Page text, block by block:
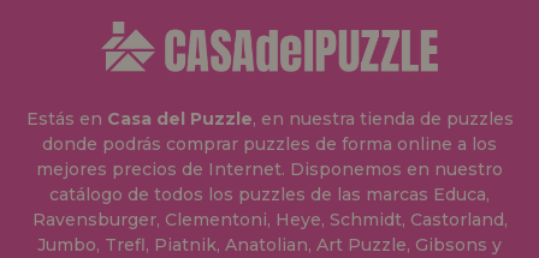
Estás en Casa del Puzzle, en nuestra tienda de puzzles
donde podrás comprar puzzles de forma online a los
mejores precios de Internet. Disponemos en nuestro
catálogo de todos los puzzles de las marcas Educa,
Ravensburger, Clementoni, Heye, Schmidt, Castorland,
Jumbo, Trefl, Piatnik, Anatolian, Art Puzzle, Gibsons y